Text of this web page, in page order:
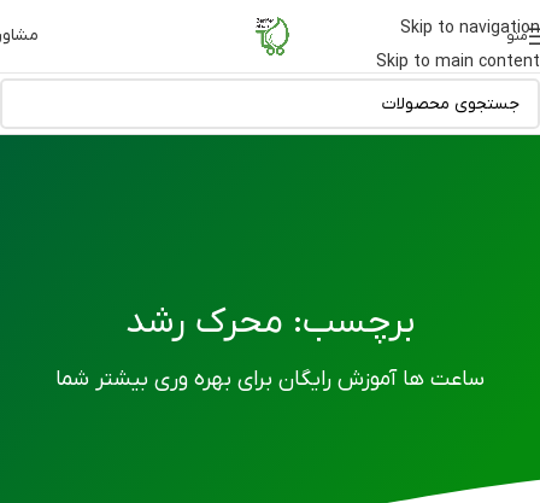
Skip to navigation
Skip to main content
منو
برچسب: محرک رشد
ساعت ها آموزش رایگان برای بهره وری بیشتر شما